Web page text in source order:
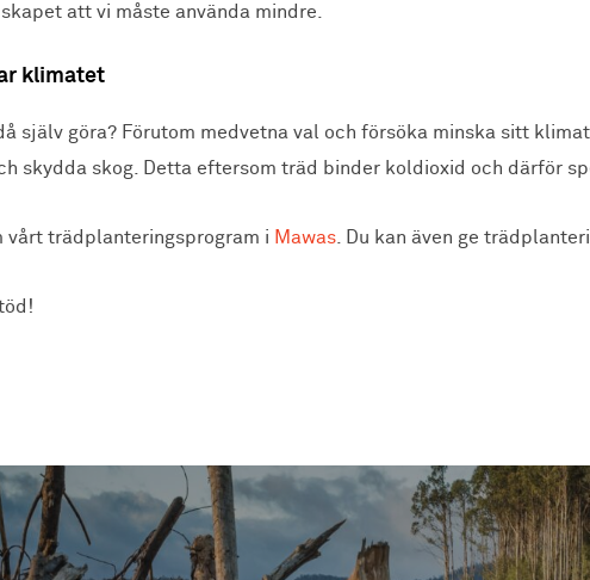
att vi måste använda mindre.
klimatet
själv göra? Förutom medvetna val och försöka minska sitt
skydda skog. Detta eftersom träd binder koldioxid och därför
vårt trädplanteringsprogram i Mawas . Du kan även ge